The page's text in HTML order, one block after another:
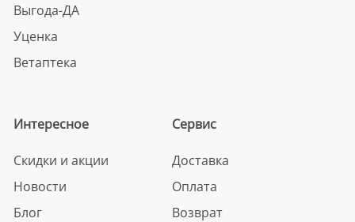
Выгода-ДА
Уценка
Ветаптека
Интересное
Скидки и акции
Новости
Блог
Сервис
Доставка
Оплата
Возврат